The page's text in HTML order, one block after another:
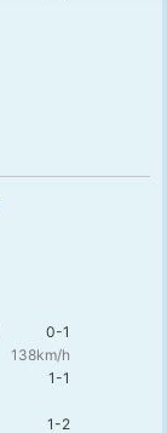
0-1
138km/h
1-1
1-2